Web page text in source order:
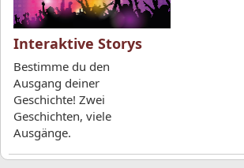
Interaktive Storys
Bestimme du den
Ausgang deiner
Geschichte! Zwei
Geschichten, viele
Ausgänge.